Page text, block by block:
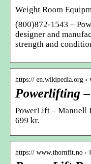
Weight Room
(800)872-1543 –
designer and
strength and
https:// en.wikipedia.org ›
Powerlifting
PowerLift – Manuell
699 kr.
https:// www.thornfit.no ›